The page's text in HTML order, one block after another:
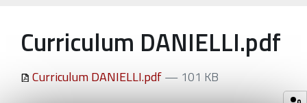
Curriculum DANIELLI.pdf
Curriculum DANIELLI.pdf— 101 KB